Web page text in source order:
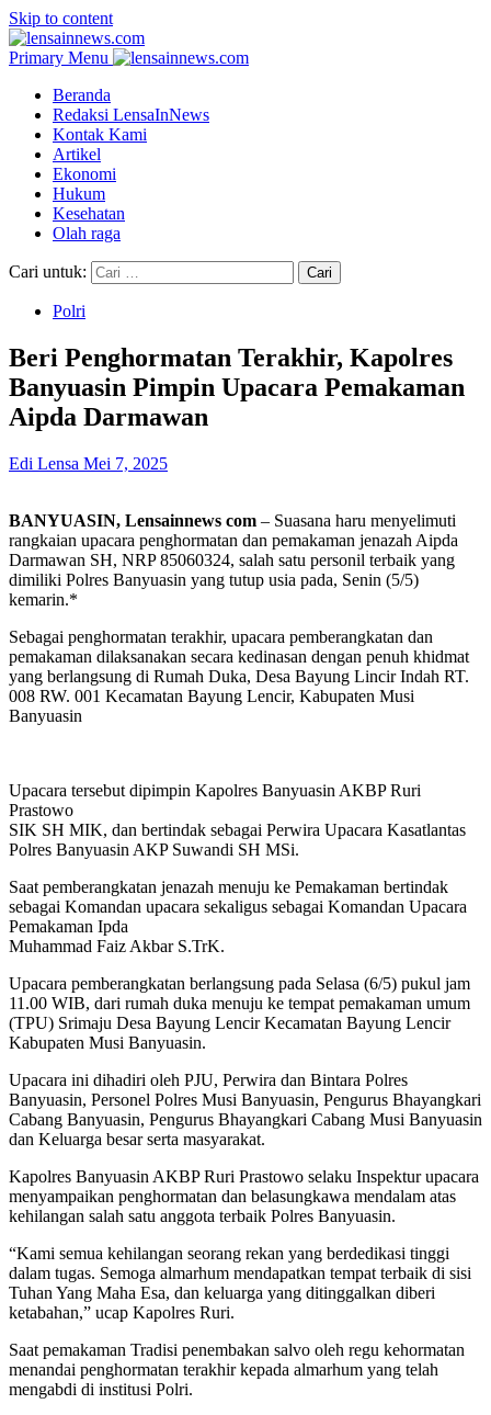
Skip to content
Primary Menu
Beranda
Redaksi LensaInNews
Kontak Kami
Artikel
Ekonomi
Hukum
Kesehatan
Olah raga
Cari untuk:
Polri
Beri Penghormatan Terakhir, Kapolres
Banyuasin Pimpin Upacara Pemakaman
Aipda Darmawan
Edi Lensa Mei 7, 2025
BANYUASIN, Lensainnews com – Suasana haru menyelimuti
rangkaian upacara penghormatan dan pemakaman jenazah Aipda
Darmawan SH, NRP 85060324, salah satu personil terbaik yang
dimiliki Polres Banyuasin yang tutup usia pada, Senin (5/5)
kemarin.*
Sebagai penghormatan terakhir, upacara pemberangkatan dan
pemakaman dilaksanakan secara kedinasan dengan penuh khidmat
yang berlangsung di Rumah Duka, Desa Bayung Lincir Indah RT.
008 RW. 001 Kecamatan Bayung Lencir, Kabupaten Musi
Banyuasin
Upacara tersebut dipimpin Kapolres Banyuasin AKBP Ruri
Prastowo
SIK SH MIK, dan bertindak sebagai Perwira Upacara Kasatlantas
Polres Banyuasin AKP Suwandi SH MSi.
Saat pemberangkatan jenazah menuju ke Pemakaman bertindak
sebagai Komandan upacara sekaligus sebagai Komandan Upacara
Pemakaman Ipda
Muhammad Faiz Akbar S.TrK.
Upacara pemberangkatan berlangsung pada Selasa (6/5) pukul jam
11.00 WIB, dari rumah duka menuju ke tempat pemakaman umum
(TPU) Srimaju Desa Bayung Lencir Kecamatan Bayung Lencir
Kabupaten Musi Banyuasin.
Upacara ini dihadiri oleh PJU, Perwira dan Bintara Polres
Banyuasin, Personel Polres Musi Banyuasin, Pengurus Bhayangkari
Cabang Banyuasin, Pengurus Bhayangkari Cabang Musi Banyuasin
dan Keluarga besar serta masyarakat.
Kapolres Banyuasin AKBP Ruri Prastowo selaku Inspektur upacara
menyampaikan penghormatan dan belasungkawa mendalam atas
kehilangan salah satu anggota terbaik Polres Banyuasin.
“Kami semua kehilangan seorang rekan yang berdedikasi tinggi
dalam tugas. Semoga almarhum mendapatkan tempat terbaik di sisi
Tuhan Yang Maha Esa, dan keluarga yang ditinggalkan diberi
ketabahan,” ucap Kapolres Ruri.
Saat pemakaman Tradisi penembakan salvo oleh regu kehormatan
menandai penghormatan terakhir kepada almarhum yang telah
mengabdi di institusi Polri.